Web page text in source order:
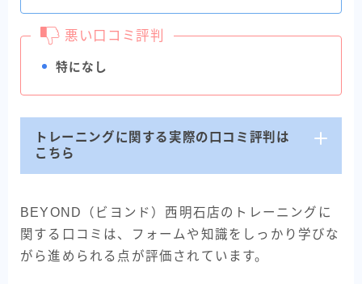
悪い口コミ評判
特になし
トレーニングに関する実際の口コミ評判は
こちら
BEYOND（ビヨンド）西明石店のトレーニングに
関する口コミは、フォームや知識をしっかり学びな
がら進められる点が評価されています。